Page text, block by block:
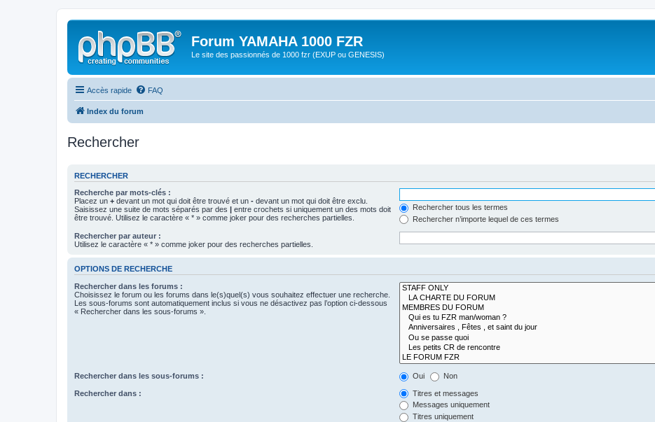
Forum YAMAHA 1000 FZR
Le site des passionnés de 1000 fzr (EXUP ou GENESIS)
Accès rapide FAQ
Index du forum
Rechercher
RECHERCHER
Recherche par mots-clés :
Placez un + devant un mot qui doit être trouvé et un - devant un mot qui doit être exclu.
Saisissez une suite de mots séparés par des | entre crochets si uniquement un des mots doit
être trouvé. Utilisez le caractère « * » comme joker pour des recherches partielles.
Rechercher tous les termes
Rechercher n’importe lequel de ces termes
Rechercher par auteur :
Utilisez le caractère « * » comme joker pour des recherches partielles.
OPTIONS DE RECHERCHE
Rechercher dans les forums :
Choisissez le forum ou les forums dans le(s)quel(s) vous souhaitez effectuer une recherche.
Les sous-forums sont automatiquement inclus si vous ne désactivez pas l’option ci-dessous
« Rechercher dans les sous-forums ».
Rechercher dans les sous-forums : Oui Non
Rechercher dans :
Titres et messages
Messages uniquement
Titres uniquement